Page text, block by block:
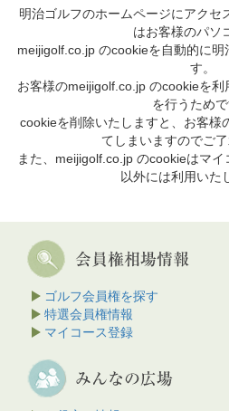
明治ゴルフのホームページにアクセ
はお客様のパソ
meijigolf.co.jp のcookieを自動的に明
す。
お客様のmeijigolf.co.jp のcookieを
を行うためで
cookieを削除いたしますと、お客様
てしまいますのでご了
また、meijigolf.co.jp のcookieはマ
以外には利用いた
ゴルフ会員権を探す
特選会員権情報
マイコース登録